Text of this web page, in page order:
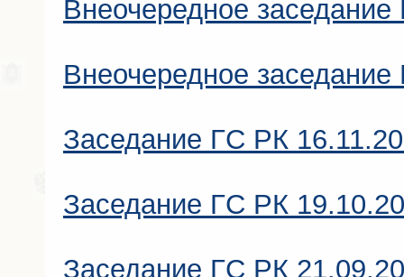
Внеочередное
Внеочередное
Заседание ГC РК
Заседание ГC РК
Заседание ГC РК